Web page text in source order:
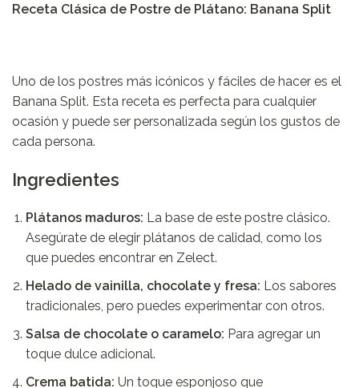
Receta Clásica de Postre de Plátano: Banana Split
Uno de los postres más icónicos y fáciles de hacer es el
Banana Split. Esta receta es perfecta para cualquier
ocasión y puede ser personalizada según los gustos de
cada persona.
Ingredientes
Plátanos maduros: La base de este postre clásico.
Asegúrate de elegir plátanos de calidad, como los
que puedes encontrar en Zelect.
Helado de vainilla, chocolate y fresa: Los sabores
tradicionales, pero puedes experimentar con otros.
Salsa de chocolate o caramelo: Para agregar un
toque dulce adicional.
Crema batida: Un toque esponjoso que